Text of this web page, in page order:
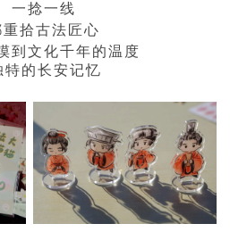
一捻一线
重拾古法匠心
到文化千年的温度
特的长安记忆